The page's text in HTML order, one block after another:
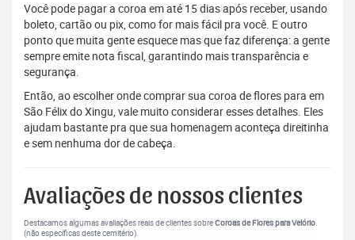
Você pode pagar a coroa em até 15 dias após receber, usando
boleto, cartão ou pix, como for mais fácil pra você. E outro
ponto que muita gente esquece mas que faz diferença: a gente
sempre emite nota fiscal, garantindo mais transparência e
segurança.
Então, ao escolher onde comprar sua coroa de flores para em
São Félix do Xingu, vale muito considerar esses detalhes. Eles
ajudam bastante pra que sua homenagem aconteça direitinha
e sem nenhuma dor de cabeça.
Avaliações de nossos clientes
Destacamos algumas avaliações reais de clientes sobreCoroas de Flores para Velório.
(não específicas deste cemitério).